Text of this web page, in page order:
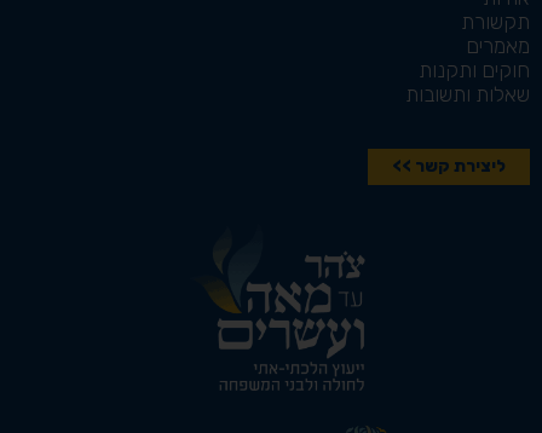
תקשורת
מאמרים
חוקים ותקנות
שאלות ותשובות
ליצירת קשר >>